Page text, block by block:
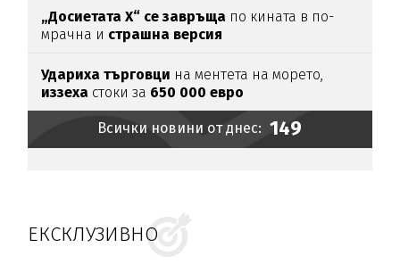
„Досиетата Х“ се завръща по кината в по-
мрачна и страшна версия
Удариха търговци на ментета на морето,
иззеха стоки за 650 000 евро
Всички новини от днес: 149
ЕКСКЛУЗИВНО